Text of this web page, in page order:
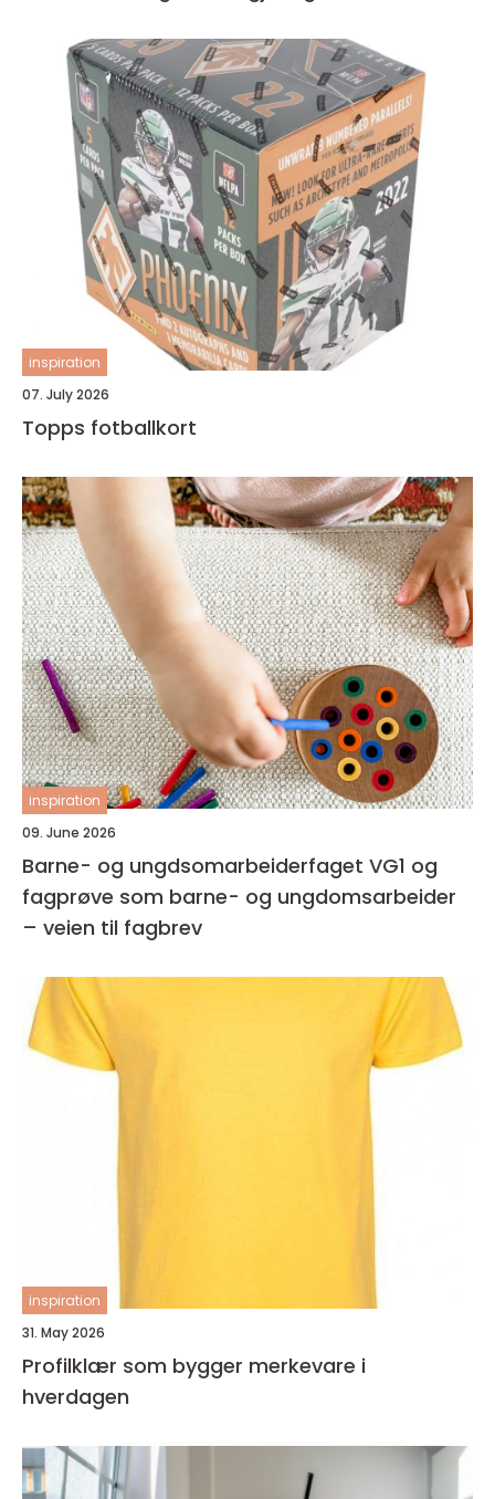
inspiration
07. July 2026
Topps fotballkort
inspiration
09. June 2026
Barne- og ungdsomarbeiderfaget VG1 og
fagprøve som barne- og ungdomsarbeider
– veien til fagbrev
inspiration
31. May 2026
Profilklær som bygger merkevare i
hverdagen